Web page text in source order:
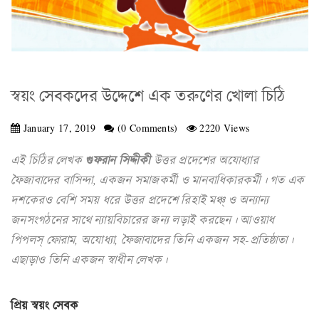
স্বয়ং সেবকদের উদ্দেশে এক তরুণের খোলা চিঠি
January 17, 2019 (0 Comments) 2220 Views
এই চিঠির লেখক গুফরান সিদ্দীকীউত্তর প্রদেশের অযোধ্যার
ফৈজাবাদের বাসিন্দা, একজন সমাজকর্মী ও মানবাধিকারকর্মী। গত এক
দশকেরও বেশি সময় ধরে উত্তর প্রদেশে রিহাই মঞ্চ্‌ ও অন্যান্য
জনসংগঠনের সাথে ন্যায়বিচারের জন্য লড়াই করছেন। আওয়াধ
পিপলস্‌ ফোরাম, অযোধ্যা, ফৈজাবাদের তিনি একজন সহ-প্রতিষ্ঠাতা।
এছাড়াও তিনি একজন স্বাধীন লেখক।
প্রিয় স্বয়ং সেবক